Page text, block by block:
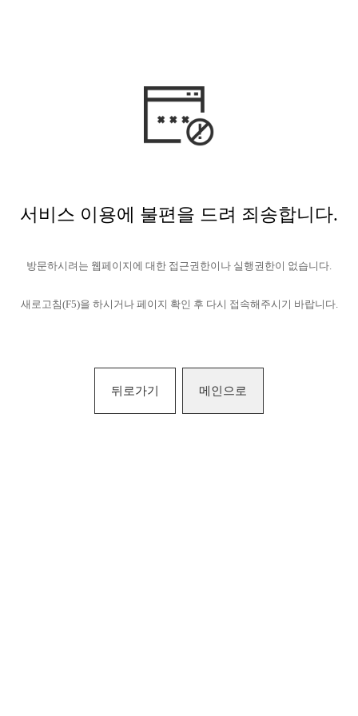
서비스 이용에 불편을 드려 죄송합니다.
방문하시려는 웹페이지에 대한 접근권한이나 실행권한이 없습니다.
새로고침(F5)을 하시거나 페이지 확인 후 다시 접속해주시기 바랍니다.
뒤로가기 메인으로